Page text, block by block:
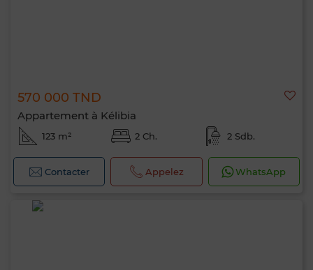
570 000 TND
Appartement à Kélibia
123 m² 2 Ch. 2 Sdb.
Contacter Appelez WhatsApp